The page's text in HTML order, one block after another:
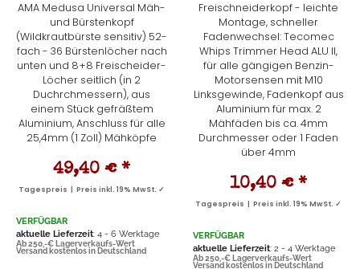
AMA Medusa Universal Mäh-
und Bürstenkopf
(Wildkrautbürste sensitiv) 52-
fach - 36 Bürstenlöcher nach
unten und 8+8 Freischeider-
Löcher seitlich (in 2
Duchrchmessern), aus
einem Stück gefräßtem
Aluminium, Anschluss für alle
25,4mm (1 Zoll) Mähköpfe
49,40 € *
Tagespreis | Preis inkl. 19% MwSt. ✓
VERFÜGBAR
aktuelle Lieferzeit: 4 - 6 Werktage
Ab 250,-€ Lagerverkaufs-Wert
Versand kostenlos in Deutschland
Freischneiderkopf - leichte
Montage, schneller
Fadenwechsel: Tecomec
Whips Trimmer Head ALU II,
für alle gängigen Benzin-
Motorsensen mit M10
Linksgewinde, Fadenkopf aus
Aluminium für max. 2
Mähfäden bis ca. 4mm
Durchmesser oder 1 Faden
über 4mm
10,40 € *
Tagespreis | Preis inkl. 19% MwSt. ✓
VERFÜGBAR
aktuelle Lieferzeit: 2 - 4 Werktage
Ab 250,-€ Lagerverkaufs-Wert
Versand kostenlos in Deutschland